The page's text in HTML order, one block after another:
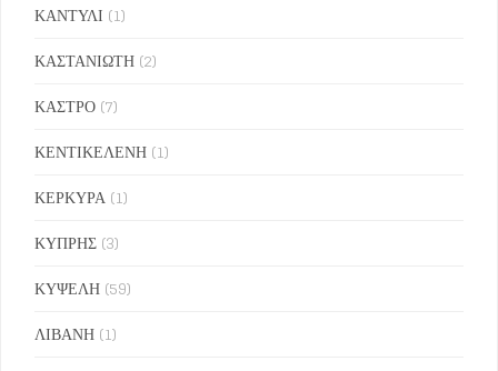
ΚΑΝΤΥΛΙ (1)
ΚΑΣΤΑΝΙΩΤΗ (2)
ΚΑΣΤΡΟ (7)
ΚΕΝΤΙΚΕΛΕΝΗ (1)
ΚΕΡΚΥΡΑ (1)
ΚΥΠΡΗΣ (3)
ΚΥΨΕΛΗ (59)
ΛΙΒΑΝΗ (1)